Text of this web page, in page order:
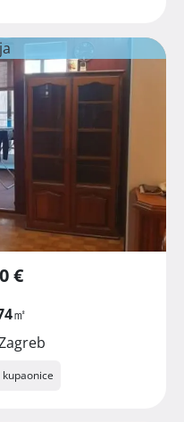
€
㎡
kupaonice